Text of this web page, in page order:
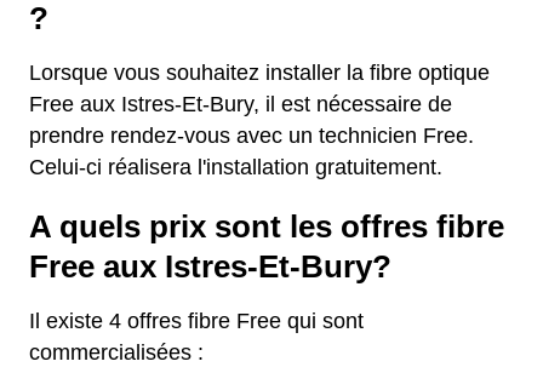
?
Lorsque vous souhaitez installer la fibre optique
Free aux Istres-Et-Bury, il est nécessaire de
prendre rendez-vous avec un technicien Free.
Celui-ci réalisera l'installation gratuitement.
A quels prix sont les offres fibre
Free aux Istres-Et-Bury?
Il existe 4 offres fibre Free qui sont
commercialisées :